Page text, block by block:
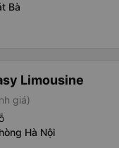
Bà
Limousine
giá)
Hà Nội